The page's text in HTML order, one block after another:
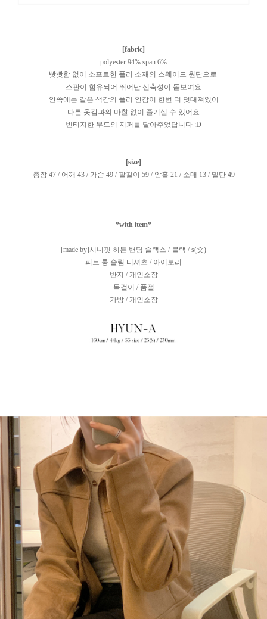
[fabric]
polyester 94% span 6%
빳빳함 없이 소프트한 폴리 소재의 스웨이드 원단으로
스판이 함유되어 뛰어난 신축성이 돋보여요
안쪽에는 같은 색감의 폴리 안감이 한번 더 덧대져있어
다른 옷감과의 마찰 없이 즐기실 수 있어요
빈티지한 무드의 지퍼를 달아주었답니다 :D
[size]
총장 47 / 어깨 43 / 가슴 49 / 팔길이 59 / 암홀 21 / 소매 13 / 밑단 49
*with item*
[made by]시니핏 히든 밴딩 슬랙스 / 블랙 / s(숏)
피트 롱 슬림 티셔츠 / 아이보리
반지 / 개인소장
목걸이 / 품절
가방 / 개인소장